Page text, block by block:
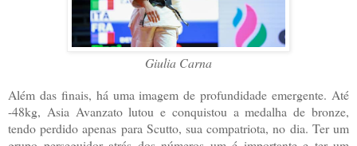
Giulia Carna
Além das finais, há uma imagem de profundidade emergente. Até
-48kg, Asia Avanzato lutou e conquistou a medalha de bronze,
tendo perdido apenas para Scutto, sua compatriota, no dia. Ter um